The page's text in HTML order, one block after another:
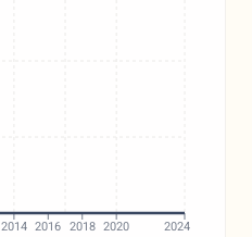
2014 2016 2018 2020 2024